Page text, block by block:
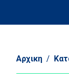
Ψηφιακού
Αρχικη /